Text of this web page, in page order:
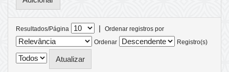
Resultados/Página |
Ordenar registros por
Ordenar
Registro(s)